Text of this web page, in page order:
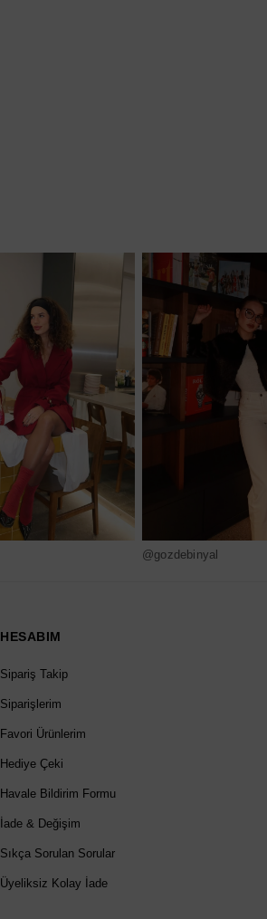
@gozdebinyal
HESABIM
Sipariş Takip
Siparişlerim
Favori Ürünlerim
Hediye Çeki
Havale Bildirim Formu
İade & Değişim
Sıkça Sorulan Sorular
Üyeliksiz Kolay İade